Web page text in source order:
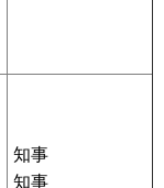
知事
知事